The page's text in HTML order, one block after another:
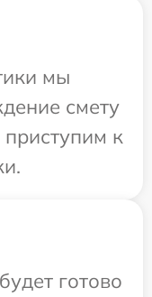
мы
смету
к
готово